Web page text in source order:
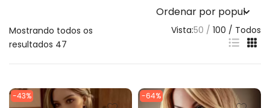
Mostrando todos os
resultados 47
Vista:50 100 Todos
-43% -64%